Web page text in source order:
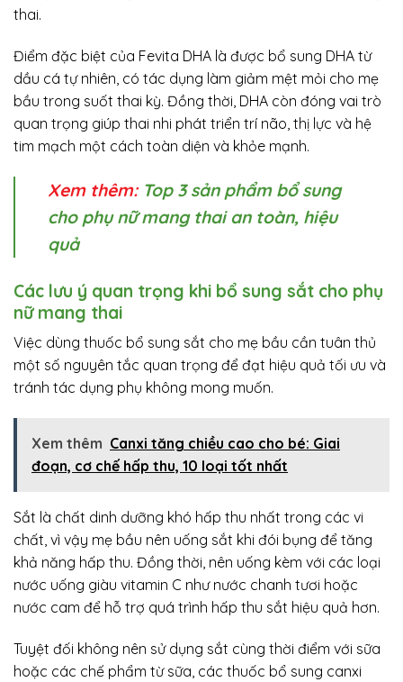
thai.
Điểm đặc biệt của Fevita DHA là được bổ sung DHA từ
dầu cá tự nhiên, có tác dụng làm giảm mệt mỏi cho mẹ
bầu trong suốt thai kỳ. Đồng thời, DHA còn đóng vai trò
quan trọng giúp thai nhi phát triển trí não, thị lực và hệ
tim mạch một cách toàn diện và khỏe mạnh.
Xem thêm: Top 3 sản phẩm bổ sung
cho phụ nữ mang thai an toàn, hiệu
quả
Các lưu ý quan trọng khi bổ sung sắt cho phụ
nữ mang thai
Việc dùng thuốc bổ sung sắt cho mẹ bầu cần tuân thủ
một số nguyên tắc quan trọng để đạt hiệu quả tối ưu và
tránh tác dụng phụ không mong muốn.
Xem thêm Canxi tăng chiều cao cho bé: Giai
đoạn, cơ chế hấp thu, 10 loại tốt nhất
Sắt là chất dinh dưỡng khó hấp thu nhất trong các vi
chất, vì vậy mẹ bầu nên uống sắt khi đói bụng để tăng
khả năng hấp thu. Đồng thời, nên uống kèm với các loại
nước uống giàu vitamin C như nước chanh tươi hoặc
nước cam để hỗ trợ quá trình hấp thu sắt hiệu quả hơn.
Tuyệt đối không nên sử dụng sắt cùng thời điểm với sữa
hoặc các chế phẩm từ sữa, các thuốc bổ sung canxi